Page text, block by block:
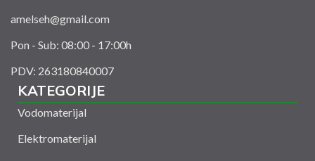
amelseh@gmail.com
Pon - Sub: 08:00 - 17:00h
PDV: 263180840007
KATEGORIJE
Vodomaterijal
Elektromaterijal